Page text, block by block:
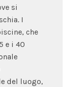
si
I
che
e i 40
del luogo,